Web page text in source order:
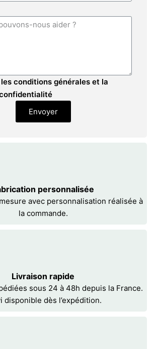
conditions générales et la
Envoyer
personnalisée
avec personnalisation réalisée à
la commande.
Livraison rapide
sous 24 à 48h depuis la France.
disponible dès l’expédition.